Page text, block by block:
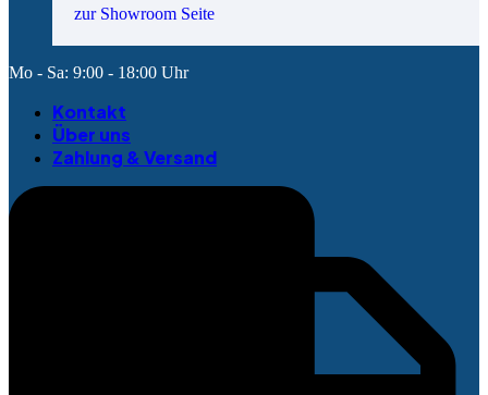
zur Showroom Seite
Mo - Sa: 9:00 - 18:00 Uhr
Kontakt
Über uns
Zahlung & Versand